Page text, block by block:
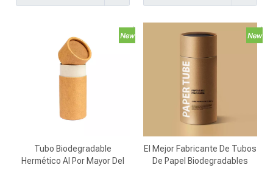
Tubo Biodegradable
Hermético Al Por Mayor Del
El Mejor Fabricante De Tubos
De Papel Biodegradables